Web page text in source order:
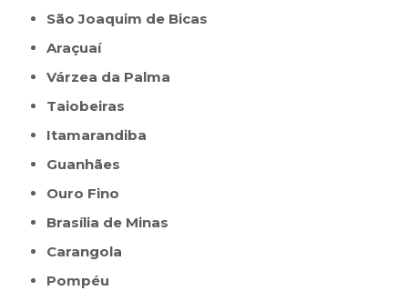
São Joaquim de Bicas
Araçuaí
Várzea da Palma
Taiobeiras
Itamarandiba
Guanhães
Ouro Fino
Brasília de Minas
Carangola
Pompéu